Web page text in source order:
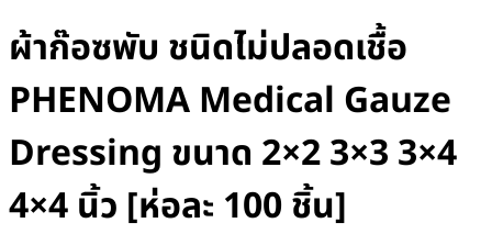
ผ้าก๊อซพับ ชนิดไม่ปลอดเชื้อ
PHENOMA Medical Gauze
Dressing ขนาด 2×2 3×3 3×4
4×4 นิ้ว [ห่อละ 100 ชิ้น]